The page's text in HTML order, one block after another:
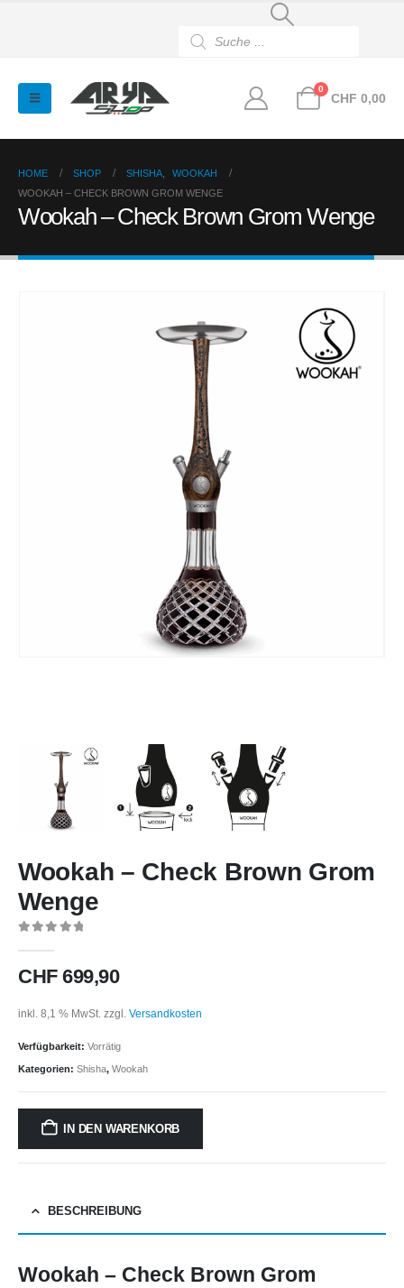
search
0
CHF 0,00
HOME SHOP SHISHA
WOOKAH
WOOKAH – CHECK BROWN GROM WENGE
Wookah – Check Brown Grom Wenge
Wookah – Check Brown Grom
Wenge
CHF699,90
inkl. 8,1 % MwSt. zzgl. Versandkosten
Verfügbarkeit: Vorrätig
Kategorien: Shisha, Wookah
IN DEN WARENKORB
BESCHREIBUNG
Wookah – Check Brown Grom